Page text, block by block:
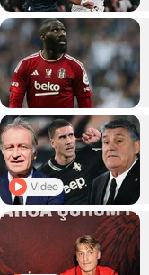
Video